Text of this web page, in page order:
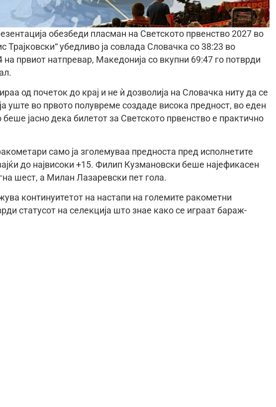
обезбеди пласман на Светското првенство 2027 во
Трајковски“ убедливо ја совлада Словачка со 38:23 во
првиот натпревар, Македонија со вкупни 69:47 го потврди
од почеток до крај и не ѝ дозволија на Словачка ниту да се
во првото полувреме создаде висока предност, во еден
јасно дека билетот за Светското првенство е практично
само ја зголемуваа предноста пред исполнетите
до највисоки +15. Филип Кузмановски беше најефикасен
шест, а Милан Лазаревски пет гола.
континуитетот на настапи на големите ракометни
статусот на селекција што знае како се играат бараж-